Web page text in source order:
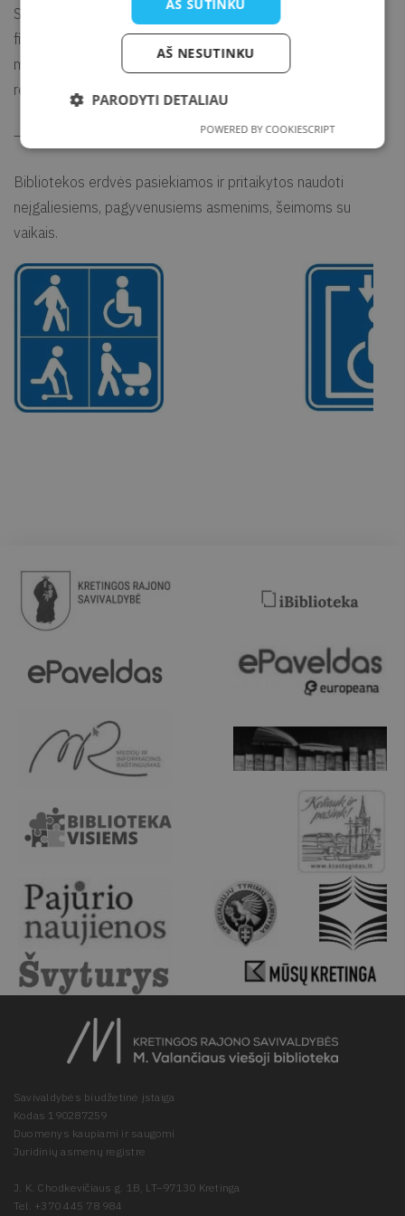
SVARBU. Jei nepageidaujate būti fotografuojami ir (ar)
filmuojami arba nesutinkate su nuotraukų ir (ar) vaizdo
medžiagos su Jumis viešinimu, prašome apie tai informuoti
renginio organizatorių arba fotografą.
—
Bibliotekos erdvės pasiekiamos ir pritaikytos naudoti
neįgaliesiems, pagyvenusiems asmenims, šeimoms su
vaikais.
Savivaldybės biudžetinė įstaiga
Kodas 190287259
Duomenys kaupiami ir saugomi
Juridinių asmenų registre
J. K. Chodkevičiaus g. 1B, LT–97130 Kretinga
Tel. +370 445 78 984
AŠ SUTINKU
AŠ NESUTINKU
PARODYTI DETALIAU
POWERED BY COOKIESCRIPT